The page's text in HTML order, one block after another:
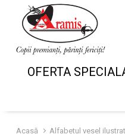
OFERTA
Acasă Alfabetul vesel